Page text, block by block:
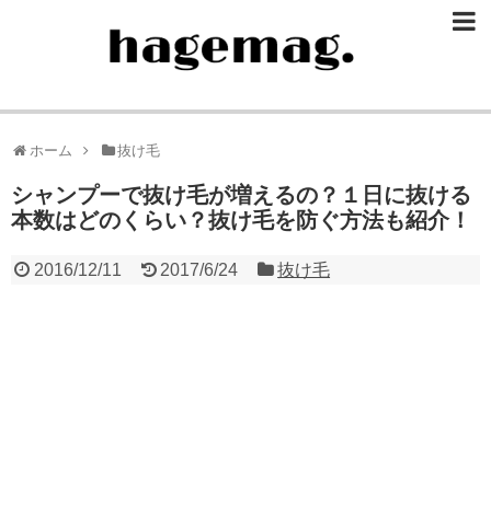
ホーム 抜け毛
シャンプーで抜け毛が増えるの？１日に抜ける
本数はどのくらい？抜け毛を防ぐ方法も紹介！
2016/12/11 2017/6/24 抜け毛